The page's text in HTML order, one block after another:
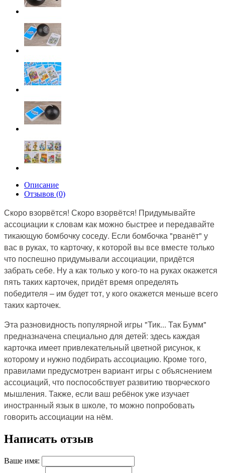
Описание
Отзывов (0)
Скоро взорвётся! Скоро взорвётся! Придумывайте
ассоциации к словам как можно быстрее и передавайте
тикающую бомбочку соседу. Если бомбочка "рванёт" у
вас в руках, то карточку, к которой вы все вместе только
что поспешно придумывали ассоциации, придётся
забрать себе. Ну а как только у кого-то на руках окажется
пять таких карточек, придёт время определять
победителя – им будет тот, у кого окажется меньше всего
таких карточек.
Эта разновидность популярной игры "Тик... Так Бумм"
предназначена специально для детей: здесь каждая
карточка имеет привлекательный цветной рисунок, к
которому и нужно подбирать ассоциацию. Кроме того,
правилами предусмотрен вариант игры с объяснением
ассоциаций, что поспособствует развитию творческого
мышления. Также, если ваш ребёнок уже изучает
иностранный язык в школе, то можно попробовать
говорить ассоциации на нём.
Написать отзыв
Ваше имя: